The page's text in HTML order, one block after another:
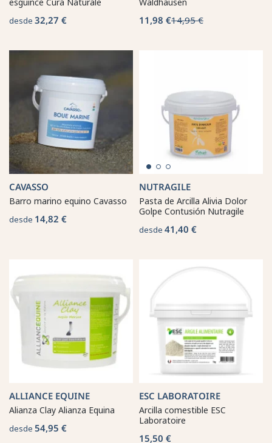
desde 32,27 € 11,98 €14,95 €
CAVASSO
Barro marino equino Cavasso
desde 14,82 €
NUTRAGILE
Pasta de Arcilla Alivia Dolor
Golpe Contusión Nutragile
desde 41,40 €
ALLIANCE EQUINE
Alianza Clay Alianza Equina
desde 54,95 €
ESC LABORATOIRE
Arcilla comestible ESC
Laboratoire
15,50 €